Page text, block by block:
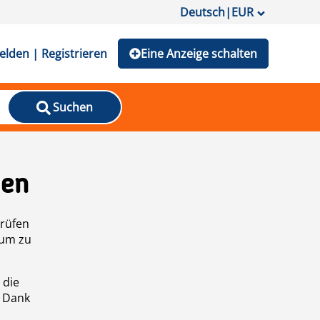
Deutsch|EUR
| Registrieren Eine Anzeige schalten
Suchen
zu
die